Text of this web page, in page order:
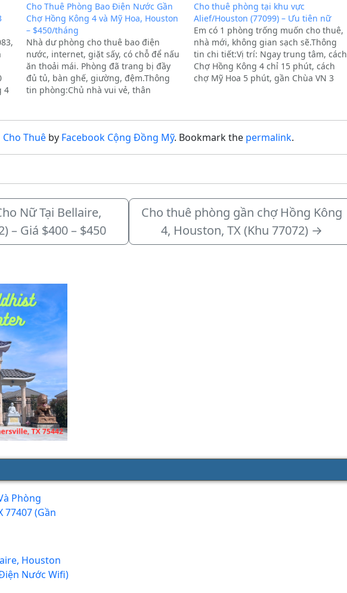
4
Cho Thuê Phòng Bao Điện Nước Gần
Chợ Hồng Kông 4 và Mỹ Hoa, Houston
– $450/tháng
Nhà dư phòng cho thuê bao điện
nước, internet, giặt sấy, có chỗ để nấu
ăn thoải mái. Phòng đã trang bị đầy
đủ tủ, bàn ghế, giường, đệm.Thông
tin phòng:Chủ nhà vui vẻ, thân
Cho thuê phòng tại khu vực
Alief/Houston (77099) – Ưu tiên nữ
Em có 1 phòng trống muốn cho thuê,
nhà mới, không gian sạch sẽ.Thông
tin chi tiết:Vị trí: Ngay trung tâm, cách
Chợ Hồng Kông 4 chỉ 15 phút, cách
chợ Mỹ Hoa 5 phút, gần Chùa VN 3
Thuê by Facebook Cộng Đồng Mỹ. Bookmark the permalink.
Nữ Tại Bellaire,
– Giá $400 – $450
Cho thuê phòng gần chợ Hồng Kông
4, Houston, TX (Khu 77072) →
Phòng
77407 (Gần
Houston
Nước Wifi)